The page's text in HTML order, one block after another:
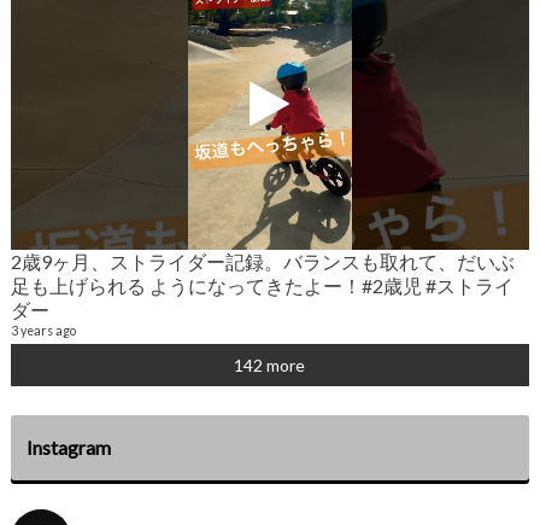
2歳9ヶ月、ストライダー記録。バランスも取れて、だいぶ
足も上げられる ようになってきたよー！#2歳児 #ストライ
ダー
3 years ago
142 more
Instagram